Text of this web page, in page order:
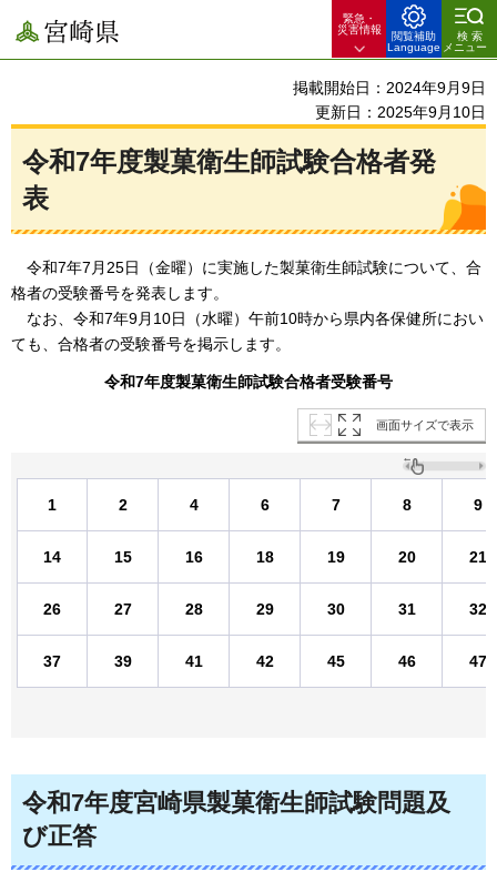
宮崎県
緊急・
災害情報
閲覧補助
Language
検索
メニュー
掲載開始日：2024年9月9日
更新日：2025年9月10日
令和7年度製菓衛生師試験合格者発
表
令和7年7月25日（金曜）に実施した製菓衛生師試験について、合
格者の受験番号を発表します。
なお 、令和7年9月10日（水曜）午前10時から県内各保健所におい
ても、合格者の受験番号を掲示します。
令和7年度製菓衛生師試験合格者受験番号
画面サイズで表示
1 2 4 6 7 8 9
14 15 16 18 19 20 21
26 27 28 29 30 31 32
37 39 41 42 45 46 47
令和7年度宮崎県製菓衛生師試験問題及
び正答